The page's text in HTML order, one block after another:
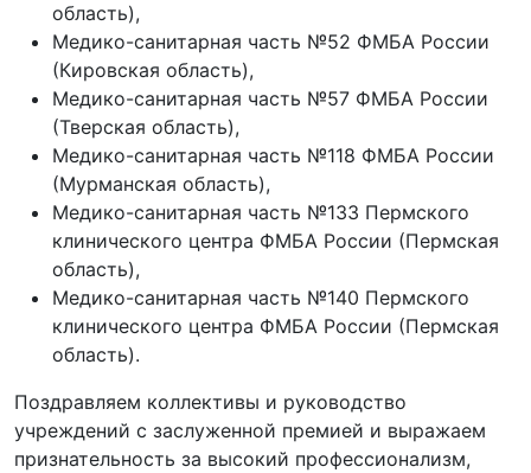
область),
Медико-санитарная часть №52 ФМБА России
(Кировская область),
Медико-санитарная часть №57 ФМБА России
(Тверская область),
Медико-санитарная часть №118 ФМБА России
(Мурманская область),
Медико-санитарная часть №133 Пермского
клинического центра ФМБА России (Пермская
область),
Медико-санитарная часть №140 Пермского
клинического центра ФМБА России (Пермская
область).
Поздравляем коллективы и руководство
учреждений с заслуженной премией и выражаем
признательность за высокий профессионализм,